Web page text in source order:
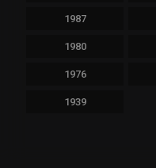
1987
1980
1976
1939